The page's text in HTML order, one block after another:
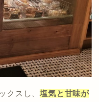
クスし、塩気と甘味が